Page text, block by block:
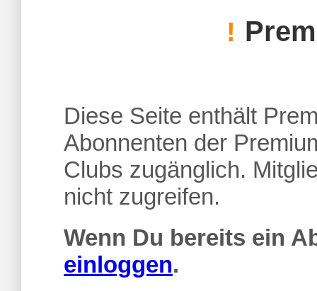
!
Diese Seite enthält
Abonnenten der
Clubs zugänglich.
nicht zugreifen.
Wenn Du bereits ein
einloggen.